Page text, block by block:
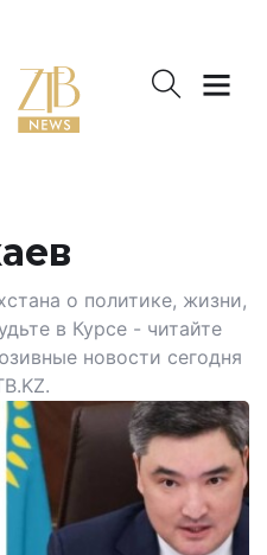
о политике, жизни,
в Курсе - читайте
новости сегодня